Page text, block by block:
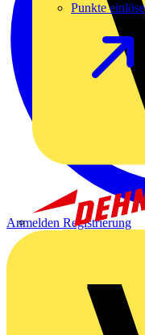
Punkte
Anmelden Registrierung